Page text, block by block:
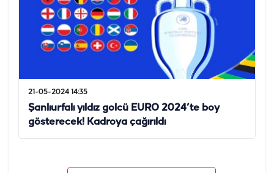
21-05-2024 14:35
Şanlıurfalı yıldız golcü EURO 2024’te boy
gösterecek! Kadroya çağırıldı